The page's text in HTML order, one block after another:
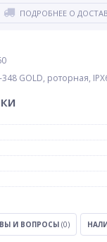
GOLD, роторная,
ПОДРОБНЕЕ О
И ВОПРОСЫ (0)